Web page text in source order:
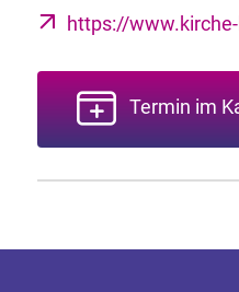
https://
Termin im